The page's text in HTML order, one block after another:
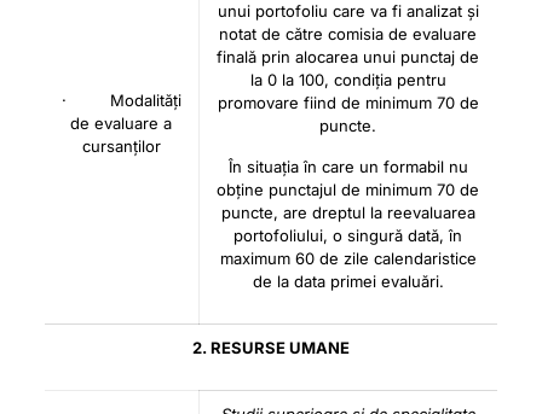
· Modalități
de evaluare a
cursanților
unui portofoliu care va fi analizat și
notat de către comisia de evaluare
finală prin alocarea unui punctaj de
la 0 la 100, condiția pentru
promovare fiind de minimum 70 de
puncte.
În situația în care un formabil nu
obține punctajul de minimum 70 de
puncte, are dreptul la reevaluarea
portofoliului, o singură dată, în
maximum 60 de zile calendaristice
de la data primei evaluări.
2. RESURSE UMANE